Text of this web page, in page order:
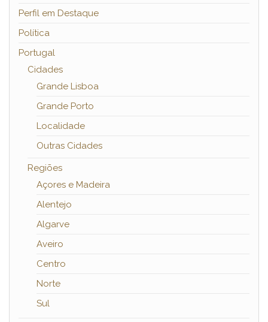
Perfil em Destaque
Política
Portugal
Cidades
Grande Lisboa
Grande Porto
Localidade
Outras Cidades
Regiões
Açores e Madeira
Alentejo
Algarve
Aveiro
Centro
Norte
Sul